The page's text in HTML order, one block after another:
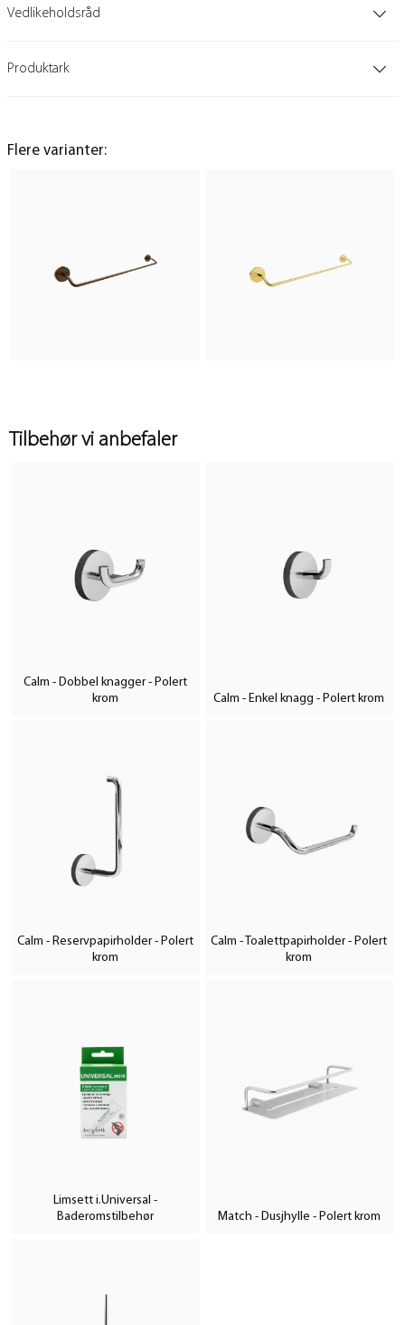
Vedlikeholdsråd
Produktark
Flere varianter:
Tilbehør vi anbefaler
Calm - Dobbel knagger - Polert
krom
Calm - Enkel knagg - Polert krom
Calm - Reservpapirholder - Polert
krom
Calm - Toalettpapirholder - Polert
krom
Limsett i.Universal -
Baderomstilbehør
Match - Dusjhylle - Polert krom